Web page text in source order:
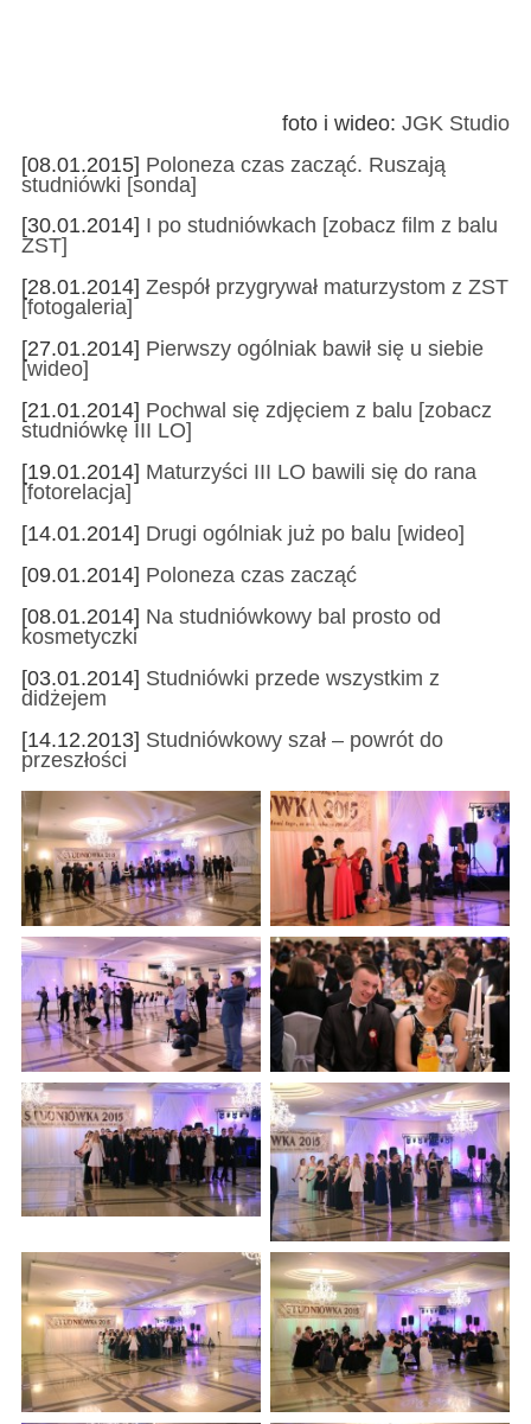
foto i wideo:JGK Studio
[08.01.2015] Poloneza czas zacząć. Ruszają
studniówki [sonda]
[30.01.2014] I po studniówkach [zobacz film z balu
ZST]
[28.01.2014] Zespół przygrywał maturzystom z ZST
[fotogaleria]
[27.01.2014] Pierwszy ogólniak bawił się u siebie
[wideo]
[21.01.2014] Pochwal się zdjęciem z balu [zobacz
studniówkę III LO]
[19.01.2014] Maturzyści III LO bawili się do rana
[fotorelacja]
[14.01.2014] Drugi ogólniak już po balu [wideo]
[09.01.2014] Poloneza czas zacząć
[08.01.2014] Na studniówkowy bal prosto od
kosmetyczki
[03.01.2014] Studniówki przede wszystkim z
didżejem
[14.12.2013] Studniówkowy szał – powrót do
przeszłości